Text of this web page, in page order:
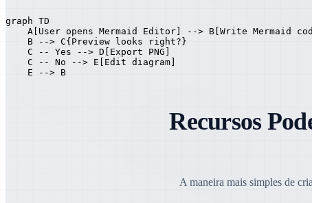
graph TD
A[User opens Mermaid Editor] --> B[Write Mermaid
    B --> C{Preview looks right?}
    C -- Yes --> D[Export PNG]
    C -- No --> E[Edit diagram]
    E --> B
Recursos
A maneira mais simples de